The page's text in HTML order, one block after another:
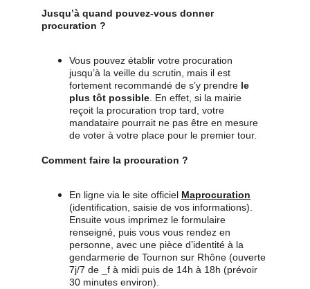
Jusqu’à quand pouvez-vous donner
procuration ?
Vous pouvez établir votre procuration
jusqu’à la veille du scrutin, mais il est
fortement recommandé de s’y prendre le
plus tôt possible . En effet, si la mairie
reçoit la procuration trop tard, votre
mandataire pourrait ne pas être en mesure
de voter à votre place pour le premier tour.
Comment faire la procuration ?
En ligne via le site officiel Maprocuration
(identification, saisie de vos informations).
Ensuite vous imprimez le formulaire
renseigné, puis vous vous rendez en
personne, avec une pièce d’identité à la
gendarmerie de Tournon sur Rhône (ouverte
7j/7 de _f à midi puis de 14h à 18h (prévoir
30 minutes environ).